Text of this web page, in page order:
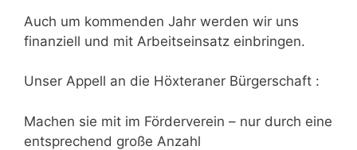
Auch um kommenden Jahr werden wir uns
finanziell und mit Arbeitseinsatz einbringen.
Unser Appell an die Höxteraner Bürgerschaft :
Machen sie mit im Förderverein – nur durch eine
entsprechend große Anzahl